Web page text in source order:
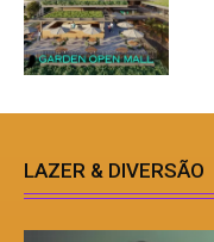
LAZER & DIVERSÃO